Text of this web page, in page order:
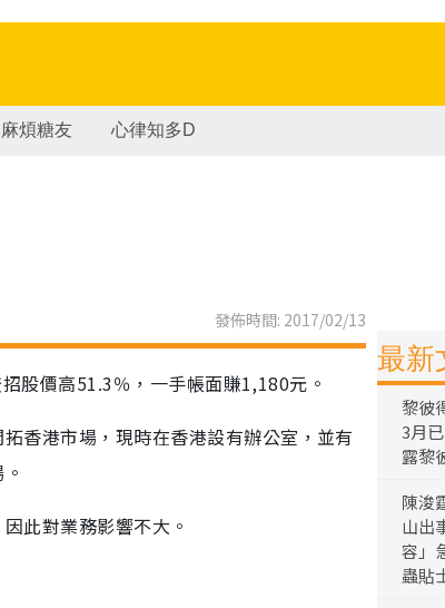
煩糖友 心律知多D
發佈時間: 2017/02/13
股價高51.3％，一手帳面賺1,180元。
香港市場，現時在香港設有辦公室，並有
此對業務影響不大。
最新
黎彼
3月
露黎
陳浚
山出
容」
蟲貼